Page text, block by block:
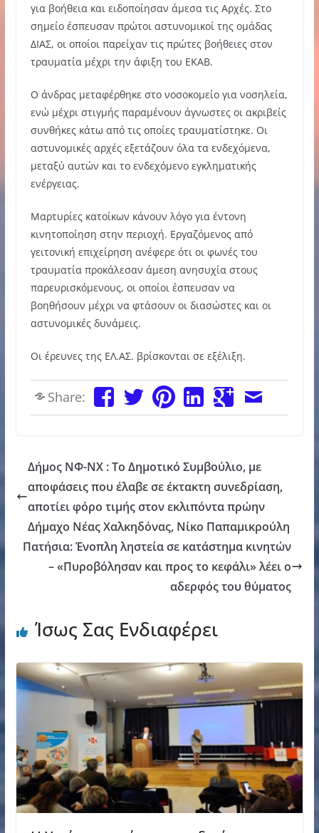
για βοήθεια και ειδοποίησαν άμεσα τις Αρχές. Στο
σημείο έσπευσαν πρώτοι αστυνομικοί της ομάδας
ΔΙΑΣ, οι οποίοι παρείχαν τις πρώτες βοήθειες στον
τραυματία μέχρι την άφιξη του ΕΚΑΒ.
Ο άνδρας μεταφέρθηκε στο νοσοκομείο για νοσηλεία,
ενώ μέχρι στιγμής παραμένουν άγνωστες οι ακριβείς
συνθήκες κάτω από τις οποίες τραυματίστηκε. Οι
αστυνομικές αρχές εξετάζουν όλα τα ενδεχόμενα,
μεταξύ αυτών και το ενδεχόμενο εγκληματικής
ενέργειας.
Μαρτυρίες κατοίκων κάνουν λόγο για έντονη
κινητοποίηση στην περιοχή. Εργαζόμενος από
γειτονική επιχείρηση ανέφερε ότι οι φωνές του
τραυματία προκάλεσαν άμεση ανησυχία στους
παρευρισκόμενους, οι οποίοι έσπευσαν να
βοηθήσουν μέχρι να φτάσουν οι διασώστες και οι
αστυνομικές δυνάμεις.
Οι έρευνες της ΕΛ.ΑΣ. βρίσκονται σε εξέλιξη.
Share:
Δήμος ΝΦ-ΝΧ : Το Δημοτικό Συμβούλιο, με
αποφάσεις που έλαβε σε έκτακτη συνεδρίαση,
αποτίει φόρο τιμής στον εκλιπόντα πρώην
Δήμαχο Νέας Χαλκηδόνας, Νίκο Παπαμικρούλη
Πατήσια: Ένοπλη ληστεία σε κατάστημα κινητών
– «Πυροβόλησαν και προς το κεφάλι» λέει ο
αδερφός του θύματος
Ίσως Σας Ενδιαφέρει